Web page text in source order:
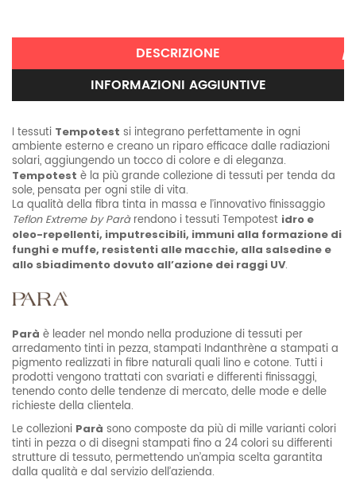
DESCRIZIONE
INFORMAZIONI AGGIUNTIVE
I tessuti Tempotest si integrano perfettamente in ogni
ambiente esterno e creano un riparo efficace dalle radiazioni
solari, aggiungendo un tocco di colore e di eleganza.
Tempotest è la più grande collezione di tessuti per tenda da
sole, pensata per ogni stile di vita.
La qualità della fibra tinta in massa e l’innovativo finissaggio
Teflon Extreme by Paràrendono i tessuti Tempotest idro e
oleo-repellenti, imputrescibili, immuni alla formazione di
funghi e muffe, resistenti alle macchie, alla salsedine e
allo sbiadimento dovuto all’azione dei raggi UV.
Parà è leader nel mondo nella produzione di tessuti per
arredamento tinti in pezza, stampati Indanthrène a stampati a
pigmento realizzati in fibre naturali quali lino e cotone. Tutti i
prodotti vengono trattati con svariati e differenti finissaggi,
tenendo conto delle tendenze di mercato, delle mode e delle
richieste della clientela.
Le collezioni Parà sono composte da più di mille varianti colori
tinti in pezza o di disegni stampati fino a 24 colori su differenti
strutture di tessuto, permettendo un’ampia scelta garantita
dalla qualità e dal servizio dell’azienda.